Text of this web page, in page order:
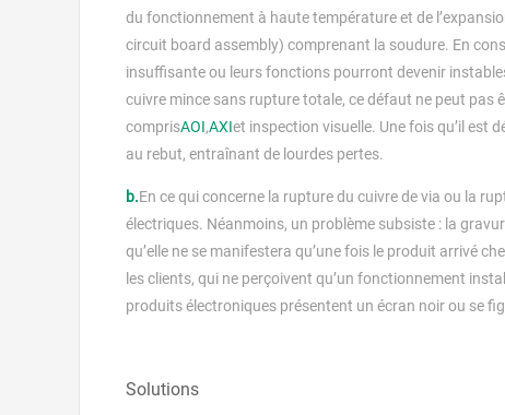
du fonctionnement à haute température et de
circuit board assembly) comprenant la soudure. En
insuffisante ou leurs fonctions pourront devenir
cuivre mince sans rupture totale, ce défaut ne peut pas
comprisAOI,AXIet inspection visuelle. Une fois qu’il est
au rebut, entraînant de lourdes pertes.
b.En ce qui concerne la rupture du cuivre de via ou la
électriques. Néanmoins, un problème subsiste : la
qu’elle ne se manifestera qu’une fois le produit arrivé
les clients, qui ne perçoivent qu’un fonctionnement
produits électroniques présentent un écran noir ou se
Solutions